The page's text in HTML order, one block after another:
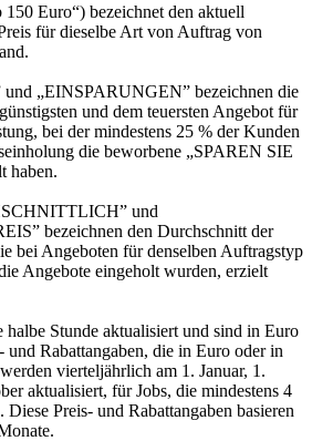
Euro“) bezeichnet den aktuell
für dieselbe Art von Auftrag von
„EINSPARUNGEN” bezeichnen die
und dem teuersten Angebot für
bei der mindestens 25 % der Kunden
die beworbene „SPAREN SIE
haben.
und
bezeichnen den Durchschnitt der
bei Angeboten für denselben Auftragstyp
Angebote eingeholt wurden, erzielt
halbe Stunde aktualisiert und sind in Euro
und Rabattangaben, die in Euro oder in
vierteljährlich am 1. Januar, 1.
aktualisiert, für Jobs, die mindestens 4
Diese Preis- und Rabattangaben basieren